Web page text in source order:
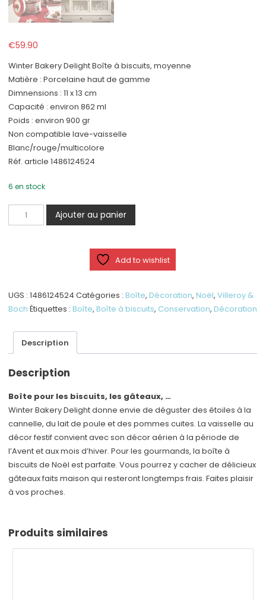
€59.90
Winter Bakery Delight Boîte à biscuits, moyenne
Matière : Porcelaine haut de gamme
Dimnensions : 11 x 13 cm
Capacité : environ 862 ml
Poids : environ 900 gr
Non compatible lave-vaisselle
Blanc/rouge/multicolore
Réf. article 1486124524
6 en stock
quantité
de
Ajouter au panier
Add to wishlist
UGS :1486124524 Catégories :Boîte,Décoration,Noël,Villeroy &
Boch Étiquettes :Boîte,Boîte à biscuits, Conservation,Décoration
Description
Description
Boîte pour les biscuits, les gâteaux, …
Winter Bakery Delight donne envie de déguster des étoiles à la
cannelle, du lait de poule et des pommes cuites. La vaisselle au
décor festif convient avec son décor aérien à la période de
l’Avent et aux mois d’hiver. Pour les gourmands, la boîte à
biscuits de Noël est parfaite. Vous pourrez y cacher de délicieux
gâteaux faits maison qui resteront longtemps frais. Faites plaisir
à vos proches.
Produits similaires